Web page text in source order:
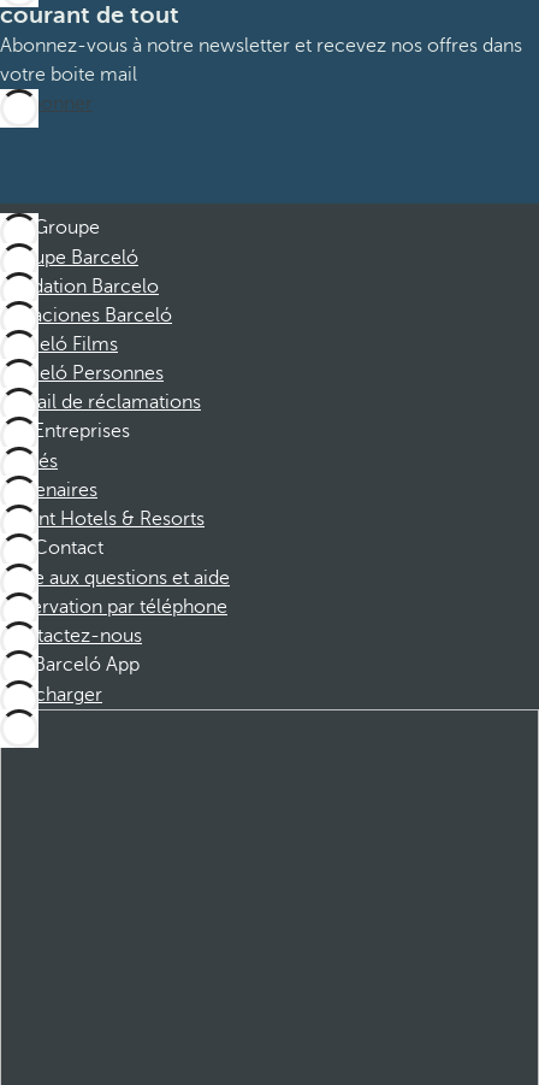
courant de tout
Abonnez-vous à notre newsletter et recevez nos offres dans
votre boite mail
M’abonner
Groupe
Groupe Barceló
Fondation Barcelo
Vacaciones Barceló
Barceló Films
Barceló Personnes
Portail de réclamations
Entreprises
Affiliés
Partenaires
Dorint Hotels & Resorts
Contact
Foire aux questions et aide
Réservation par téléphone
Contactez-nous
Barceló App
Télécharger